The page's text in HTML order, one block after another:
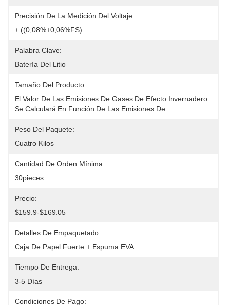
Precisión De La Medición Del Voltaje:
± ((0,08%+0,06%FS)
Palabra Clave:
Batería Del Litio
Tamaño Del Producto:
El Valor De Las Emisiones De Gases De Efecto Invernadero
Se Calculará En Función De Las Emisiones De
Peso Del Paquete:
Cuatro Kilos
Cantidad De Orden Mínima:
30pieces
Precio:
$159.9-$169.05
Detalles De Empaquetado:
Caja De Papel Fuerte + Espuma EVA
Tiempo De Entrega:
3-5 Días
Condiciones De Pago: